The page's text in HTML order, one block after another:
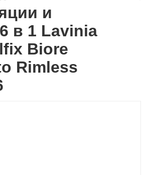
и
в 1 Lavinia
Biore
Rimless